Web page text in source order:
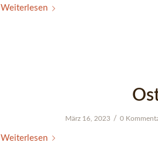
Weiterlesen
März 16, 2023 / 0
Weiterlesen